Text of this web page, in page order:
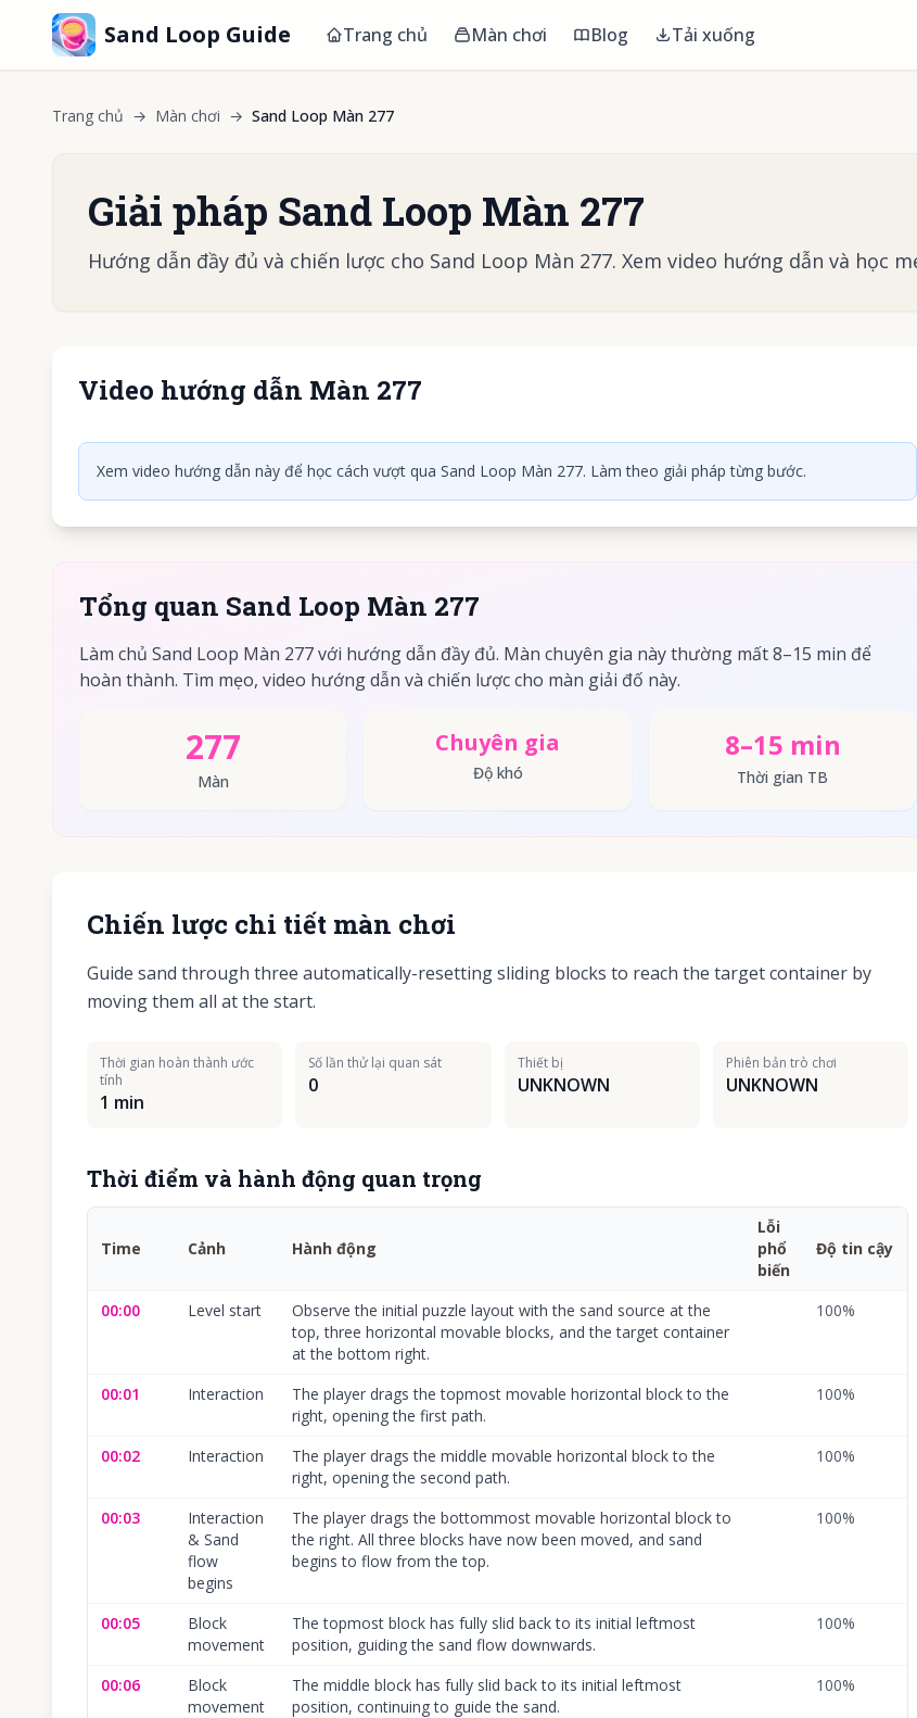
Sand Loop Guide Trang chủ Màn chơi Blog Tải xuống
Trang chủ → Màn chơi → Sand Loop Màn 277
Giải pháp Sand Loop Màn 277
Hướng dẫn đầy đủ và chiến lược cho Sand Loop Màn 277. Xem video hướng dẫn và học
Video hướng dẫn Màn 277
Xem video hướng dẫn này để học cách vượt qua Sand Loop Màn 277. Làm theo giải pháp từng bước.
Tổng quan Sand Loop Màn 277
Làm chủ Sand Loop Màn 277 với hướng dẫn đầy đủ. Màn chuyên gia này thường mất 8–15 min để
hoàn thành. Tìm mẹo, video hướng dẫn và chiến lược cho màn giải đố này.
277
Màn
Chuyên gia
Độ khó
8–15 min
Thời gian TB
Chiến lược chi tiết màn chơi
Guide sand through three automatically-resetting sliding blocks to reach the target container by
moving them all at the start.
Thời gian hoàn thành ước
tính
1 min
Số lần thử lại quan sát
0
Thiết bị
UNKNOWN
Phiên bản trò chơi
UNKNOWN
Thời điểm và hành động quan trọng
Time Cảnh Hành động
Lỗi
phổ
biến
Độ tin cậy
00:00 Level start
Observe the initial puzzle layout with the sand source at the
top, three horizontal movable blocks, and the target container
at the bottom right.
100%
00:01 Interaction
The player drags the topmost movable horizontal block to the
right, opening the first path.
100%
00:02 Interaction
The player drags the middle movable horizontal block to the
right, opening the second path.
100%
00:03
Interaction
& Sand
flow
begins
The player drags the bottommost movable horizontal block to
the right. All three blocks have now been moved, and sand
begins to flow from the top.
100%
00:05
Block
movement
The topmost block has fully slid back to its initial leftmost
position, guiding the sand flow downwards.
100%
00:06
Block
movement
The middle block has fully slid back to its initial leftmost
position, continuing to guide the sand.
100%